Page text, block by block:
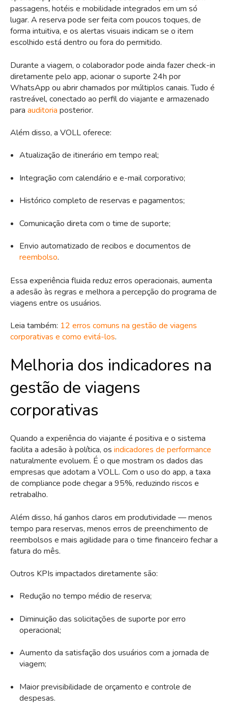
passagens, hotéis e mobilidade integrados em um só
lugar. A reserva pode ser feita com poucos toques, de
forma intuitiva, e os alertas visuais indicam se o item
escolhido está dentro ou fora do permitido.
Durante a viagem, o colaborador pode ainda fazer check-in
diretamente pelo app, acionar o suporte 24h por
WhatsApp ou abrir chamados por múltiplos canais. Tudo é
rastreável, conectado ao perfil do viajante e armazenado
para auditoria posterior.
Além disso, a VOLL oferece:
Atualização de itinerário em tempo real;
Integração com calendário e e-mail corporativo;
Histórico completo de reservas e pagamentos;
Comunicação direta com o time de suporte;
Envio automatizado de recibos e documentos de
reembolso.
Essa experiência fluida reduz erros operacionais, aumenta
a adesão às regras e melhora a percepção do programa de
viagens entre os usuários.
Leia também: 12 erros comuns na gestão de viagens
corporativas e como evitá-los.
Melhoria dos indicadores na
gestão de viagens
corporativas
Quando a experiência do viajante é positiva e o sistema
facilita a adesão à política, os indicadores de performance
naturalmente evoluem. É o que mostram os dados das
empresas que adotam a VOLL. Com o uso do app, a taxa
de compliance pode chegar a 95%, reduzindo riscos e
retrabalho.
Além disso, há ganhos claros em produtividade — menos
tempo para reservas, menos erros de preenchimento de
reembolsos e mais agilidade para o time financeiro fechar a
fatura do mês.
Outros KPIs impactados diretamente são:
Redução no tempo médio de reserva;
Diminuição das solicitações de suporte por erro
operacional;
Aumento da satisfação dos usuários com a jornada de
viagem;
Maior previsibilidade de orçamento e controle de
despesas.